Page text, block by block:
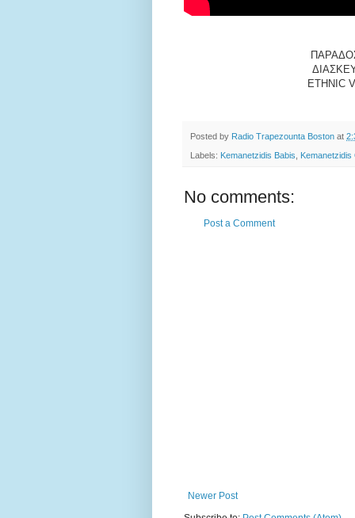
ETHNIC
Posted by Radio Trapezounta Boston at
Labels: Kemanetzidis Babis Kemanetzidis
No comments:
Post a Comment
Newer Post